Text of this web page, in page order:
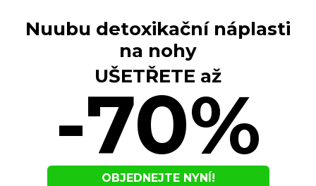
Nuubu detoxikační náplasti
na nohy
UŠETŘETE až
-70%
OBJEDNEJTE NYNÍ!